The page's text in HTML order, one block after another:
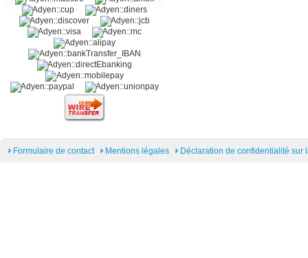
Formulaire de contact Mentions légales Déclaration de confidentialité sur